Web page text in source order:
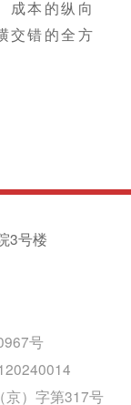
成本的纵向
交错的全方
3号楼
号
京）字第317号